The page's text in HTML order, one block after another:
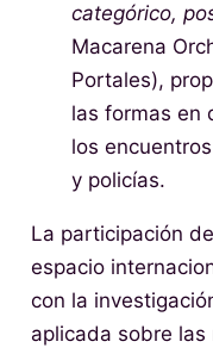
categórico,
Macarena
Portales),
las formas en
los
y policías.
La participación
espacio
con la
aplicada sobre